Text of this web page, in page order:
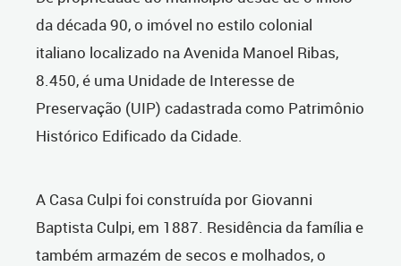
da década 90, o imóvel no estilo colonial
italiano localizado na Avenida Manoel Ribas,
8.450, é uma Unidade de Interesse de
Preservação (UIP) cadastrada como Patrimônio
Histórico Edificado da Cidade.
A Casa Culpi foi construída por Giovanni
Baptista Culpi, em 1887. Residência da família e
também armazém de secos e molhados, o